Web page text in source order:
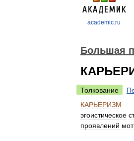
academic.ru
Большая
Толкование
КАРЬЕРИЗМ
эгоистическое
проявлений